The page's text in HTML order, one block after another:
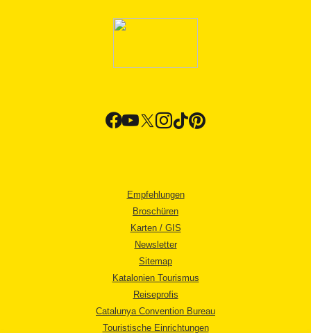
Empfehlungen
Broschüren
Karten / GIS
Newsletter
Sitemap
Katalonien Tourismus
Reiseprofis
Catalunya Convention Bureau
Touristische Einrichtungen